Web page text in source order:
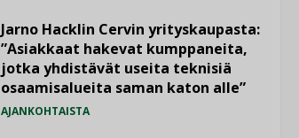
Jarno Hacklin Cervin yrityskaupasta:
”Asiakkaat hakevat kumppaneita,
jotka yhdistävät useita teknisiä
osaamisalueita saman katon alle”
AJANKOHTAISTA